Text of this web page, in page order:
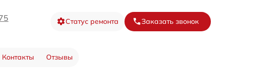
Статус ремонта Заказать звонок
Контакты Отзывы